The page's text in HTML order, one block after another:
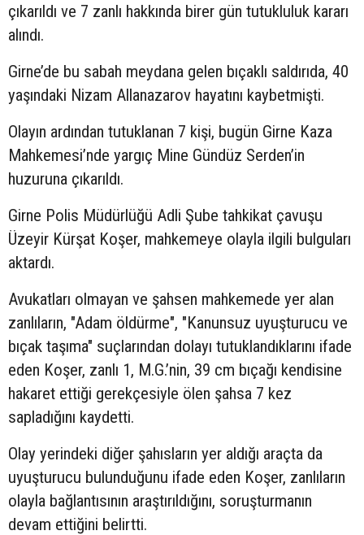
çıkarıldı ve 7 zanlı hakkında birer gün tutukluluk kararı
alındı.
Girne’de bu sabah meydana gelen bıçaklı saldırıda, 40
yaşındaki Nizam Allanazarov hayatını kaybetmişti.
Olayın ardından tutuklanan 7 kişi, bugün Girne Kaza
Mahkemesi’nde yargıç Mine Gündüz Serden’in
huzuruna çıkarıldı.
Girne Polis Müdürlüğü Adli Şube tahkikat çavuşu
Üzeyir Kürşat Koşer, mahkemeye olayla ilgili bulguları
aktardı.
Avukatları olmayan ve şahsen mahkemede yer alan
zanlıların, "Adam öldürme", "Kanunsuz uyuşturucu ve
bıçak taşıma" suçlarından dolayı tutuklandıklarını ifade
eden Koşer, zanlı 1, M.G.’nin, 39 cm bıçağı kendisine
hakaret ettiği gerekçesiyle ölen şahsa 7 kez
sapladığını kaydetti.
Olay yerindeki diğer şahısların yer aldığı araçta da
uyuşturucu bulunduğunu ifade eden Koşer, zanlıların
olayla bağlantısının araştırıldığını, soruşturmanın
devam ettiğini belirtti.